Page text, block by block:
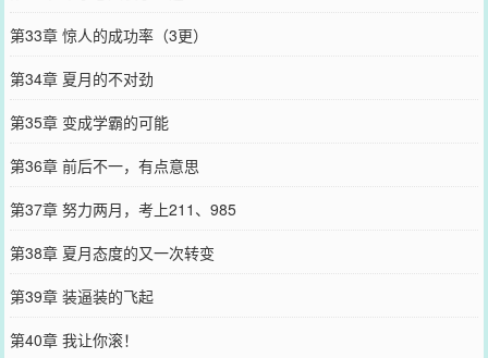
第33章 惊人的成功率（3更）
第34章 夏月的不对劲
第35章 变成学霸的可能
第36章 前后不一，有点意思
第37章 努力两月，考上211、985
第38章 夏月态度的又一次转变
第39章 装逼装的飞起
第40章 我让你滚！